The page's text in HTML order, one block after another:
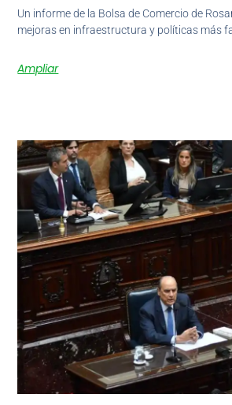
Un informe de la Bolsa de Comercio de
mejoras en infraestructura y políticas más
Ampliar